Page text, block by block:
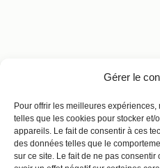
Gérer le
Pour offrir les meilleures
telles que les cookies pour stocker et/
appareils. Le fait de consentir à ces
des données telles que le
sur ce site. Le fait de ne pas